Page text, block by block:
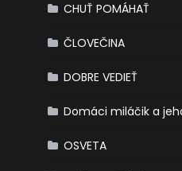
CHUŤ POMÁHAŤ
ČLOVEČINA
DOBRE VEDIEŤ
Domáci miláčik a
OSVETA